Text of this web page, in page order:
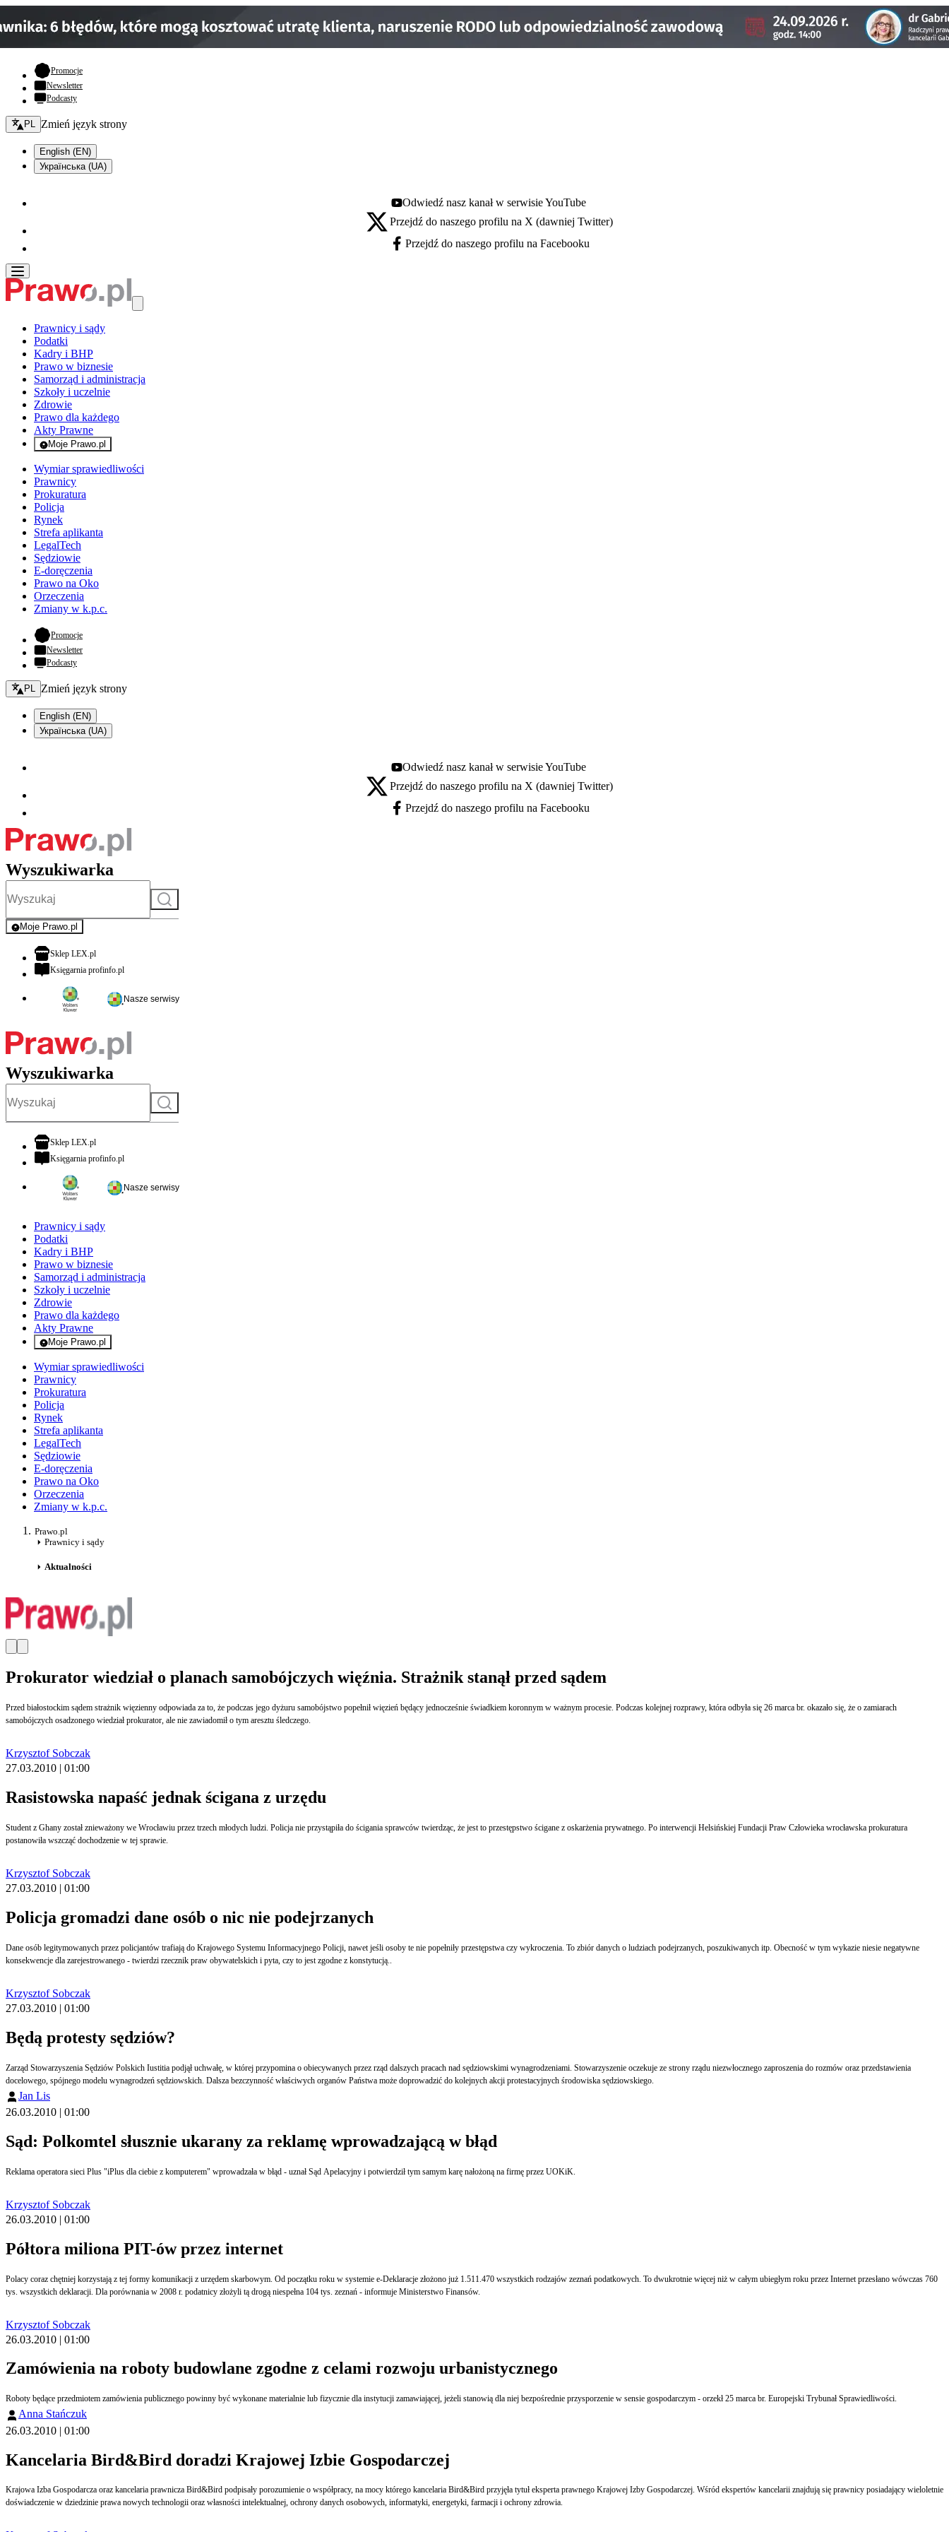
Promocje- otwiera się w nowej karcie
Newsletter
Podcasty
Zmień język - bieżący:
PL Zmień język strony
English (EN)
Українська (UA)
Youtube - otwiera się w nowej karcie
Odwiedź nasz kanał w serwisie YouTube
X - otwiera się w nowej karcie
Przejdź do naszego profilu na X (dawniej Twitter)
Facebook - otwiera się w nowej karcie
Przejdź do naszego profilu na Facebooku
Prawnicy i sądy
Podatki
Kadry i BHP
Prawo w biznesie
Samorząd i administracja
Szkoły i uczelnie
Zdrowie
Prawo dla każdego
Akty Prawne
Moje Prawo.pl
- rejestracja i logowanie do serwisu
Wymiar sprawiedliwości
Prawnicy
Prokuratura
Policja
Rynek
Strefa aplikanta
LegalTech
Sędziowie
E-doręczenia
Prawo na Oko
Orzeczenia
Zmiany w k.p.c.
Promocje- otwiera się w nowej karcie
Newsletter
Podcasty
Zmień język - bieżący:
PL Zmień język strony
English (EN)
Українська (UA)
Youtube - otwiera się w nowej karcie
Odwiedź nasz kanał w serwisie YouTube
X - otwiera się w nowej karcie
Przejdź do naszego profilu na X (dawniej Twitter)
Facebook - otwiera się w nowej karcie
Przejdź do naszego profilu na Facebooku
Wyszukiwarka
Szukaj
Moje Prawo.pl
- rejestracja i logowanie do serwisu
Sklep LEX.plotwiera się w nowej karcie
Księgarnia profinfo.plotwiera się w nowej karcie
Nasze serwisy
Wyszukiwarka
Szukaj
Sklep LEX.plotwiera się w nowej karcie
Księgarnia profinfo.plotwiera się w nowej karcie
Nasze serwisy
Prawnicy i sądy
Podatki
Kadry i BHP
Prawo w biznesie
Samorząd i administracja
Szkoły i uczelnie
Zdrowie
Prawo dla każdego
Akty Prawne
Moje Prawo.pl
- rejestracja i logowanie do serwisu
Wymiar sprawiedliwości
Prawnicy
Prokuratura
Policja
Rynek
Strefa aplikanta
LegalTech
Sędziowie
E-doręczenia
Prawo na Oko
Orzeczenia
Zmiany w k.p.c.
Prawo.pl
Prawnicy i sądy
Aktualności
Prokurator wiedział o planach samobójczych więźnia. Strażnik stanął przed sądem
Przed białostockim sądem strażnik więzienny odpowiada za to, że podczas jego dyżuru samobójstwo popełnił więzień będący jednocześnie świadkiem koronnym w ważnym procesie. Podczas kolejnej rozprawy, która odbyła się 26 marca br. okazało się, że o zamiarach
samobójczych osadzonego wiedział prokurator, ale nie zawiadomił o tym aresztu śledczego.
Krzysztof Sobczak
27.03.2010 | 01:00
Rasistowska napaść jednak ścigana z urzędu
Student z Ghany został znieważony we Wrocławiu przez trzech młodych ludzi. Policja nie przystąpiła do ścigania sprawców twierdząc, że jest to przestępstwo ścigane z oskarżenia prywatnego. Po interwencji Helsińskiej Fundacji Praw Człowieka wrocławska prokuratura
postanowiła wszcząć dochodzenie w tej sprawie.
Krzysztof Sobczak
27.03.2010 | 01:00
Policja gromadzi dane osób o nic nie podejrzanych
Dane osób legitymowanych przez policjantów trafiają do Krajowego Systemu Informacyjnego Policji, nawet jeśli osoby te nie popełniły przestępstwa czy wykroczenia. To zbiór danych o ludziach podejrzanych, poszukiwanych itp. Obecność w tym wykazie niesie negatywne
konsekwencje dla zarejestrowanego - twierdzi rzecznik praw obywatelskich i pyta, czy to jest zgodne z konstytucją..
Krzysztof Sobczak
27.03.2010 | 01:00
Będą protesty sędziów?
Zarząd Stowarzyszenia Sędziów Polskich Iustitia podjął uchwałę, w której przypomina o obiecywanych przez rząd dalszych pracach nad sędziowskimi wynagrodzeniami. Stowarzyszenie oczekuje ze strony rządu niezwłocznego zaproszenia do rozmów oraz przedstawienia
docelowego, spójnego modelu wynagrodzeń sędziowskich. Dalsza bezczynność właściwych organów Państwa może doprowadzić do kolejnych akcji protestacyjnych środowiska sędziowskiego.
Jan Lis
26.03.2010 | 01:00
Sąd: Polkomtel słusznie ukarany za reklamę wprowadzającą w błąd
Reklama operatora sieci Plus "iPlus dla ciebie z komputerem" wprowadzała w błąd - uznał Sąd Apelacyjny i potwierdził tym samym karę nałożoną na firmę przez UOKiK.
Krzysztof Sobczak
26.03.2010 | 01:00
Półtora miliona PIT-ów przez internet
Polacy coraz chętniej korzystają z tej formy komunikacji z urzędem skarbowym. Od początku roku w systemie e-Deklaracje złożono już 1.511.470 wszystkich rodzajów zeznań podatkowych. To dwukrotnie więcej niż w całym ubiegłym roku przez Internet przesłano wówczas 760
tys. wszystkich deklaracji. Dla porównania w 2008 r. podatnicy złożyli tą drogą niespełna 104 tys. zeznań - informuje Ministerstwo Finansów.
Krzysztof Sobczak
26.03.2010 | 01:00
Zamówienia na roboty budowlane zgodne z celami rozwoju urbanistycznego
Roboty będące przedmiotem zamówienia publicznego powinny być wykonane materialnie lub fizycznie dla instytucji zamawiającej, jeżeli stanowią dla niej bezpośrednie przysporzenie w sensie gospodarczym - orzekł 25 marca br. Europejski Trybunał Sprawiedliwości.
Anna Stańczuk
26.03.2010 | 01:00
Kancelaria Bird&Bird doradzi Krajowej Izbie Gospodarczej
Krajowa Izba Gospodarcza oraz kancelaria prawnicza Bird&Bird podpisały porozumienie o współpracy, na mocy którego kancelaria Bird&Bird przyjęła tytuł eksperta prawnego Krajowej Izby Gospodarczej. Wśród ekspertów kancelarii znajdują się prawnicy posiadający wieloletnie
doświadczenie w dziedzinie prawa nowych technologii oraz własności intelektualnej, ochrony danych osobowych, informatyki, energetyki, farmacji i ochrony zdrowia.